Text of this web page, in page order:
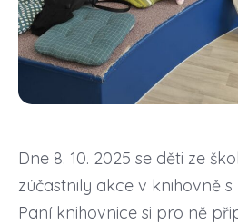
Dne 8. 10. 2025 se děti ze
zúčastnily akce v knihovně s
Paní knihovnice si pro ně